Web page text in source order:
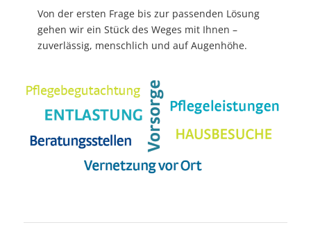
Von der ersten Frage bis zur passenden Lösung
gehen wir ein Stück des Weges mit Ihnen –
zuverlässig, menschlich und auf Augenhöhe.